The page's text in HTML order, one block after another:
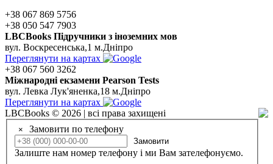
+38 067 869 5756
+38 050 547 7903
LBCBooks Підручники з іноземних мов
вул. Воскресенська,1 м.Дніпро
Переглянути на картах
+38 067 560 3262
Мiжнароднi екзамени Pearson Tests
вул. Левка Лук'яненка,18 м.Дніпро
Переглянути на картах
LBCBooks © 2026 | всі права захищені
× Замовити по телефону
Замовити
Залиште нам номер телефону і ми Вам зателефонуємо.